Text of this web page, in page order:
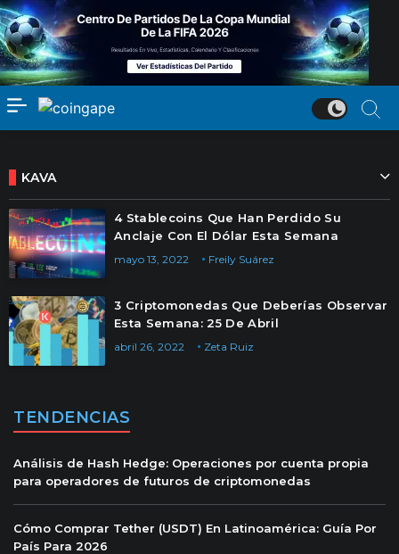
KAVA
4 Stablecoins Que Han Perdido Su
Anclaje Con El Dólar Esta Semana
Freily Suárez
mayo 13, 2022
3 Criptomonedas Que Deberías Observar
Esta Semana: 25 De Abril
Zeta Ruiz
abril 26, 2022
TENDENCIAS
Análisis de Hash Hedge: Operaciones por cuenta propia
para operadores de futuros de criptomonedas
Cómo Comprar Tether (USDT) En Latinoamérica: Guía Por
País Para 2026